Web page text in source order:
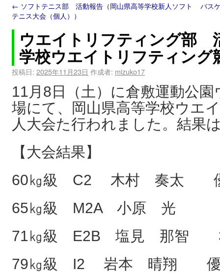
← ソフトテニス部 活動報告（岡山県高等学校新人ソフト
テニス大会（個人））
バス
ウエイトリフティング部
学校ウエイトリフティング
投稿日: 2025年11月23日 作成者: mizuko17
11月8日（土）に倉敷運動公
場にて、岡山県高等学校ウエ
人大会た行われました。結果
【大会結果】
60㎏級 C2 木村 奏太
65㎏級 M2A 小原 光
71㎏級 E2B 塩見 那智
79㎏級 I2 岩本 晴翔 優